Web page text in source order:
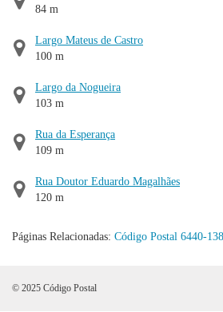
84 m
Largo Mateus de Castro
100 m
Largo da Nogueira
103 m
Rua da Esperança
109 m
Rua Doutor Eduardo Magalhães
120 m
Páginas Relacionadas: Código Postal 6440-138
© 2025 Código Postal